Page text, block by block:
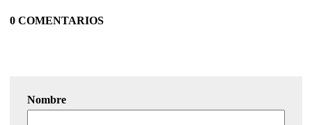
0 COMENTARIOS
Nombre